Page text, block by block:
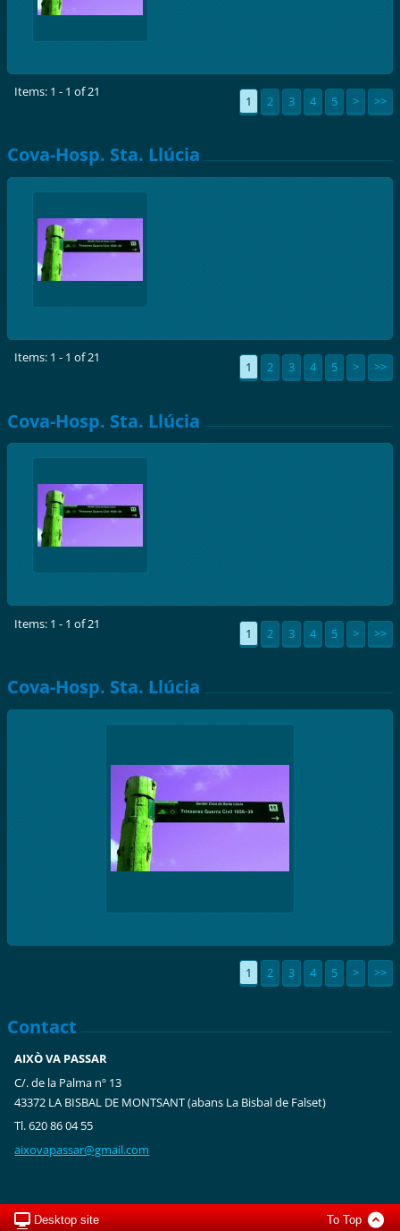
Items: 1 - 1 of 21
1 2 3 4 5 > >>
Cova-Hosp. Sta. Llúcia
Items: 1 - 1 of 21
1 2 3 4 5 > >>
Cova-Hosp. Sta. Llúcia
Items: 1 - 1 of 21
1 2 3 4 5 > >>
Cova-Hosp. Sta. Llúcia
1 2 3 4 5 > >>
Contact
AIXÒ VA PASSAR
C/. de la Palma nº 13
43372 LA BISBAL DE MONTSANT (abans La Bisbal de Falset)
Tl. 620 86 04 55
aixovapassar@gmail.com
Desktop site To Top